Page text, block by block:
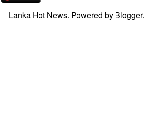
Lanka Hot News. Powered by Blogger.